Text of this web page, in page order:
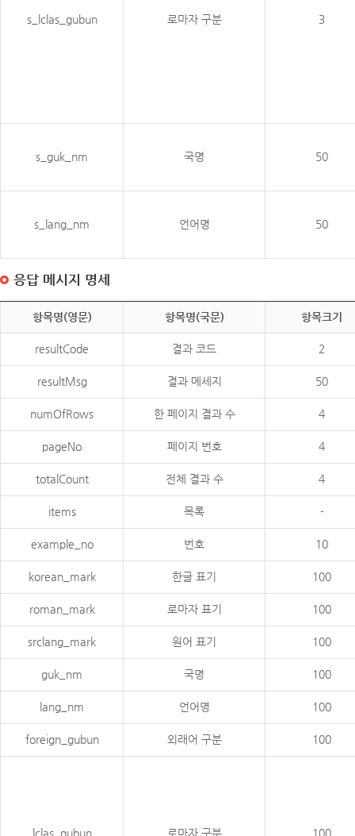
s_lclas_gubun 로마자 구분 3
s_guk_nm 국명 50
s_lang_nm 언어명 50
응답 메시지 명세
항목명(영문) 항목명(국문) 항목크기
resultCode 결과 코드 2
resultMsg 결과 메세지 50
numOfRows 한 페이지 결과 수 4
pageNo 페이지 번호 4
totalCount 전체 결과 수 4
items 목록 -
example_no 번호 10
korean_mark 한글 표기 100
roman_mark 로마자 표기 100
srclang_mark 원어 표기 100
guk_nm 국명 100
lang_nm 언어명 100
foreign_gubun 외래어 구분 100
lclas_gubun 로마자 구분 100